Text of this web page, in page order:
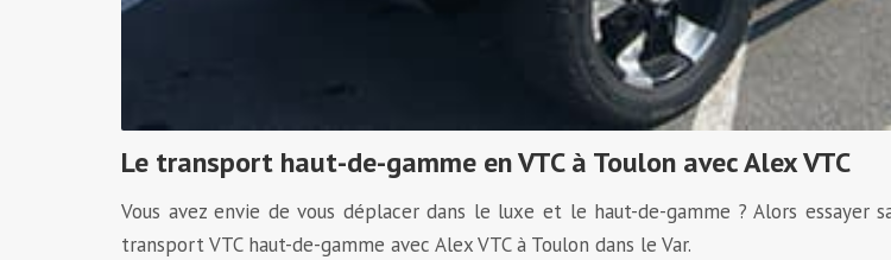
Le transport haut-de-gamme en VTC à Toulon avec Alex VTC
Vous avez envie de vous déplacer dans le luxe et le haut-de-gamme ? Alors essayer
transport VTC haut-de-gamme avec Alex VTC à Toulon dans le Var.